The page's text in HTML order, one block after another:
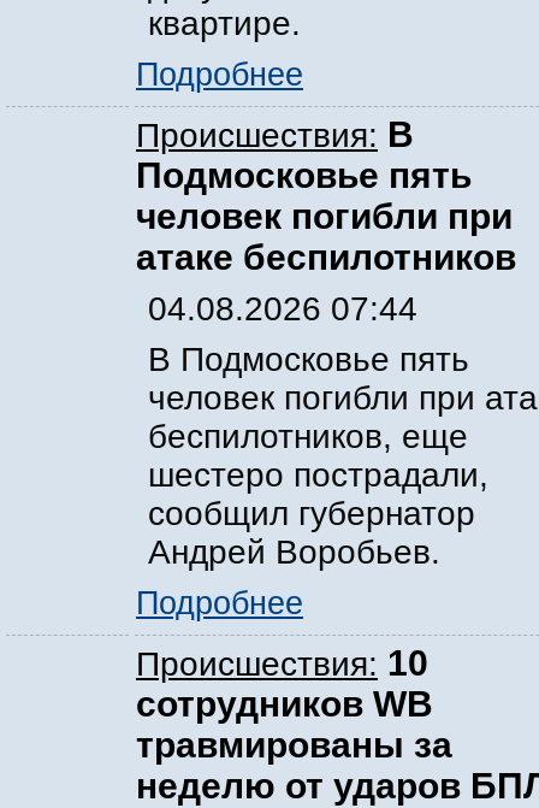
квартире.
Подробнее
Происшествия: В
Подмосковье пять
человек погибли при
атаке беспилотников
04.08.2026 07:44
В Подмосковье пять
человек погибли при
беспилотников, еще
шестеро пострадали,
сообщил губернатор
Андрей Воробьев.
Подробнее
Происшествия: 10
сотрудников WB
травмированы за
неделю от ударов